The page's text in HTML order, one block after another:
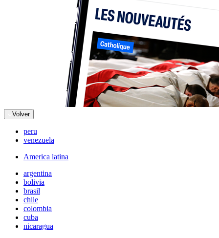
Volver
peru
venezuela
America latina
argentina
bolivia
brasil
chile
colombia
cuba
nicaragua